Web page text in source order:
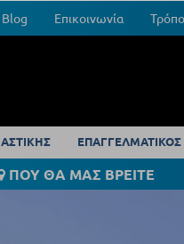
Blog Επικοινωνία
ΠΟΥ ΘΑ ΜΑΣ ΒΡΕΙΤΕ